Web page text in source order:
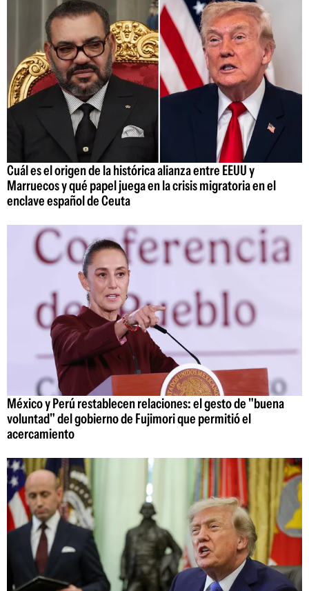
Cuál es el origen de la histórica alianza entre EEUU y
Marruecos y qué papel juega en la crisis migratoria en el
enclave español de Ceuta
México y Perú restablecen relaciones: el gesto de "buena
voluntad" del gobierno de Fujimori que permitió el
acercamiento